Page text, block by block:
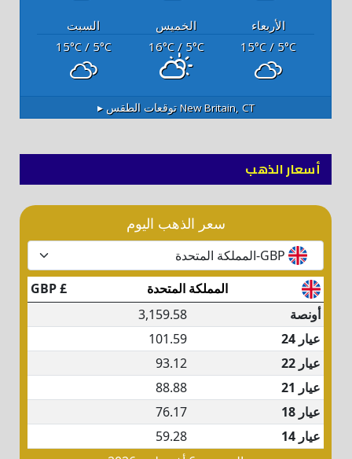
الأربعاء الخميس
السبت
15°C / 5°C
16°C/ 5°C
15°C/ 5°C
New Britain, CTتوقعات الطقس ▸
أسعار الذهب